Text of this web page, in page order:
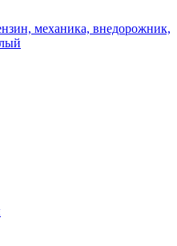
механика, внедорожник,